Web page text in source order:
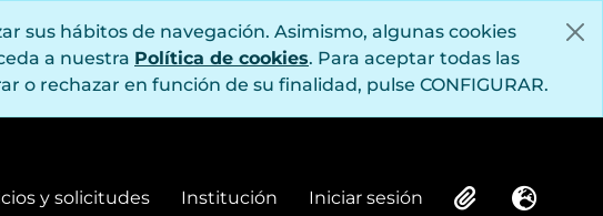
sus hábitos de navegación. Asimismo, algunas cookies
a nuestra Política de cookies. Para aceptar todas las
o rechazar en función de su finalidad, pulse CONFIGURAR.
y solicitudes Institución
Institución
Iniciar sesión
Iniciar sesión ClipboardIdioma